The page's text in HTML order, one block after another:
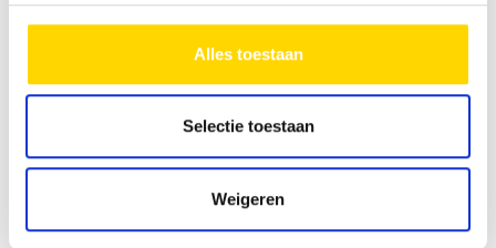
Alles toestaan
Selectie toestaan
Weigeren
Beschrijving plattegrond
2
Aantal zitplaatsen met